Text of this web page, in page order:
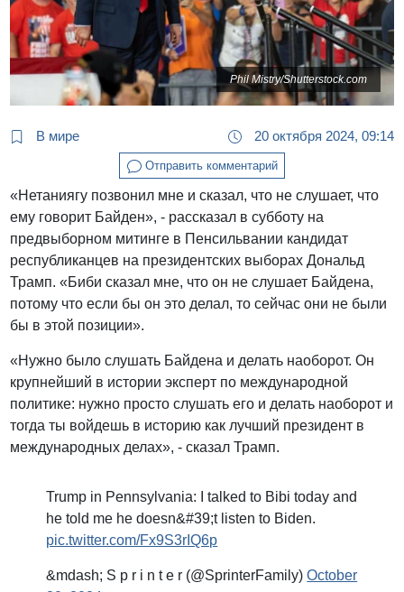
Phil Mistry/Shutterstock.com
В мире 20 октября 2024, 09:14
Отправить комментарий
«Нетаниягу позвонил мне и сказал, что не слушает, что
ему говорит Байден», - рассказал в субботу на
предвыборном митинге в Пенсильвании кандидат
республиканцев на президентских выборах Дональд
Трамп. «Биби сказал мне, что он не слушает Байдена,
потому что если бы он это делал, то сейчас они не были
бы в этой позиции».
«Нужно было слушать Байдена и делать наоборот. Он
крупнейший в истории эксперт по международной
политике: нужно просто слушать его и делать наоборот и
тогда ты войдешь в историю как лучший президент в
международных делах», - сказал Трамп.
Trump in Pennsylvania: I talked to Bibi today and
he told me he doesn&#39;t listen to Biden.
pic.twitter.com/Fx9S3rIQ6p
&mdash; S p r i n t e r (@SprinterFamily)October